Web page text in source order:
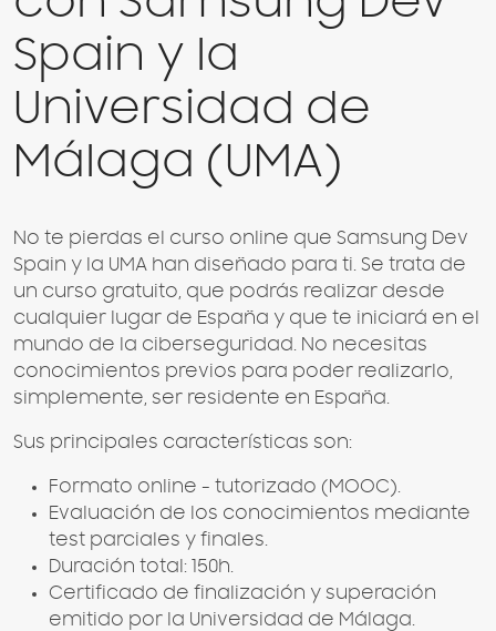
Spain y la
Universidad de
Málaga (UMA)
No te pierdas el curso online que Samsung Dev
Spain y la UMA han diseñado para ti. Se trata de
un curso gratuito, que podrás realizar desde
cualquier lugar de España y que te iniciará en el
mundo de la ciberseguridad. No necesitas
conocimientos previos para poder realizarlo,
simplemente, ser residente en España.
Sus principales características son:
Formato online - tutorizado (MOOC).
Evaluación de los conocimientos mediante
test parciales y finales.
Duración total: 150h.
Certificado de finalización y superación
emitido por la Universidad de Málaga.